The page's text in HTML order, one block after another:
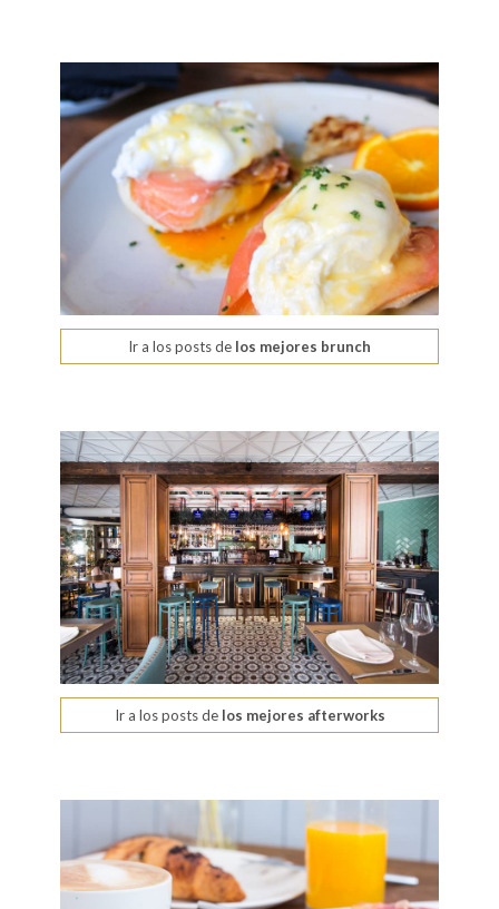
Ir a los posts de los mejores brunch
Ir a los posts delos mejores afterworks